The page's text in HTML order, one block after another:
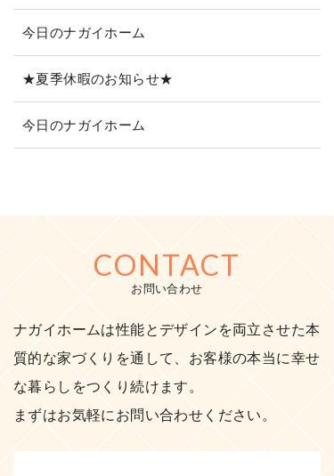
今日のナガイホーム
★夏季休暇のお知らせ★
今日のナガイホーム
CONTACT
お問い合わせ
ナガイホームは性能とデザインを両立させた本
質的な家づくりを通して、お客様の本当に幸せ
な暮らしをつくり続けます。
まずはお気軽にお問い合わせください。